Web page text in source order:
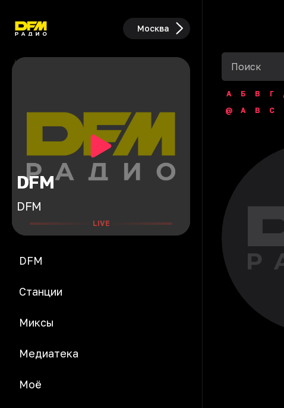
Москва
DFM
DFM
LIVE
DFM
Станции
Миксы
Медиатека
Моё
А Б В Г
@
A B C